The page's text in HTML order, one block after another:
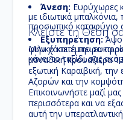
Άνεση: Ευρύχωρες
με ιδιωτικά
προσωπικό καταφύγιο
Εξυπηρέτηση:
φιλικό και έμπειρο
κάνει το ταξίδι σας
Κλείστε τη Θέση
Μην χάσετε την
μοναδικήκρουαζιέρα
εξωτική Καραϊβική, την
Αζορών και την
Επικοινωνήστε μαζί
περισσότερα και να
αυτή την